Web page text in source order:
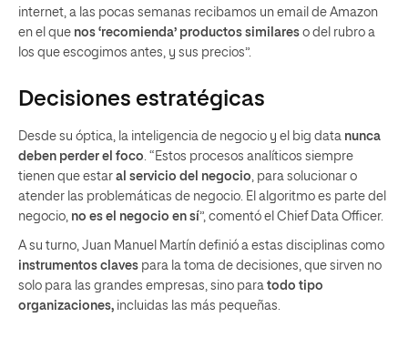
internet, a las pocas semanas recibamos un email de Amazon
en el que nos ‘recomienda’ productos similares o del rubro a
los que escogimos antes, y sus precios”.
Decisiones estratégicas
Desde su óptica, la inteligencia de negocio y el big data nunca
deben perder el foco. “Estos procesos analíticos siempre
tienen que estar al servicio del negocio, para solucionar o
atender las problemáticas de negocio. El algoritmo es parte del
negocio, no es el negocio en sí”, comentó el Chief Data Officer.
A su turno, Juan Manuel Martín definió a estas disciplinas como
instrumentos claves para la toma de decisiones, que sirven no
solo para las grandes empresas, sino para todo tipo
organizaciones, incluidas las más pequeñas.